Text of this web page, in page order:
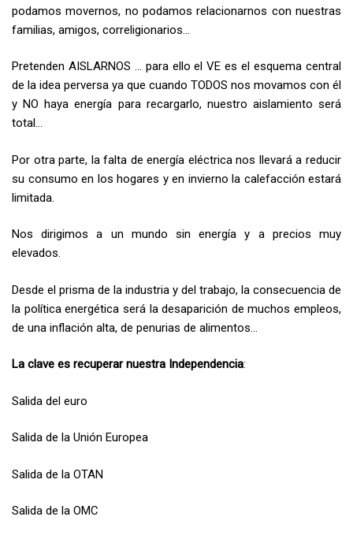
podamos movernos, no podamos relacionarnos con nuestras
familias, amigos, correligionarios…
Pretenden AISLARNOS … para ello el VE es el esquema central
de la idea perversa ya que cuando TODOS nos movamos con él
y NO haya energía para recargarlo, nuestro aislamiento será
total…
Por otra parte, la falta de energía eléctrica nos llevará a reducir
su consumo en los hogares y en invierno la calefacción estará
limitada.
Nos dirigimos a un mundo sin energía y a precios muy
elevados.
Desde el prisma de la industria y del trabajo, la consecuencia de
la política energética será la desaparición de muchos empleos,
de una inflación alta, de penurias de alimentos…
La clave es recuperar nuestra Independencia:
Salida del euro
Salida de la Unión Europea
Salida de la OTAN
Salida de la OMC